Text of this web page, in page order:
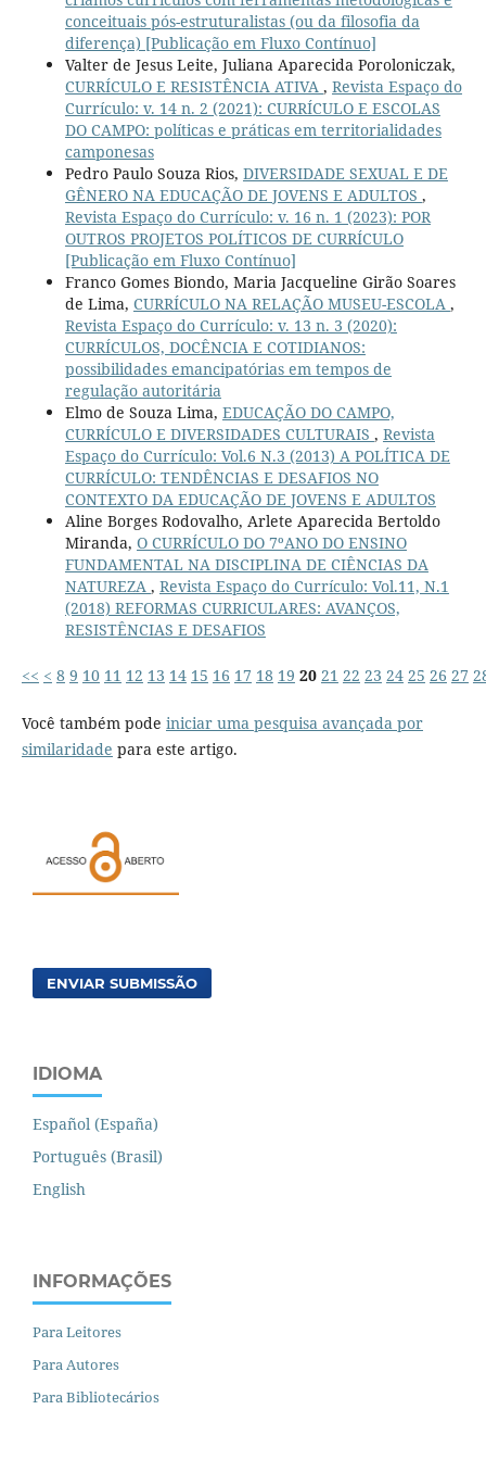
conceituais pós-estruturalistas (ou da filosofia da
diferença) [Publicação em Fluxo Contínuo]
Valter de Jesus Leite, Juliana Aparecida Poroloniczak,
CURRÍCULO E RESISTÊNCIA ATIVA , Revista Espaço do
Currículo: v. 14 n. 2 (2021): CURRÍCULO E ESCOLAS
DO CAMPO: políticas e práticas em territorialidades
camponesas
Pedro Paulo Souza Rios, DIVERSIDADE SEXUAL E DE
GÊNERO NA EDUCAÇÃO DE JOVENS E ADULTOS ,
Revista Espaço do Currículo: v. 16 n. 1 (2023): POR
OUTROS PROJETOS POLÍTICOS DE CURRÍCULO
[Publicação em Fluxo Contínuo]
Franco Gomes Biondo, Maria Jacqueline Girão Soares
de Lima, CURRÍCULO NA RELAÇÃO MUSEU-ESCOLA ,
Revista Espaço do Currículo: v. 13 n. 3 (2020):
CURRÍCULOS, DOCÊNCIA E COTIDIANOS:
possibilidades emancipatórias em tempos de
regulação autoritária
Elmo de Souza Lima, EDUCAÇÃO DO CAMPO,
CURRÍCULO E DIVERSIDADES CULTURAIS , Revista
Espaço do Currículo: Vol.6 N.3 (2013) A POLÍTICA DE
CURRÍCULO: TENDÊNCIAS E DESAFIOS NO
CONTEXTO DA EDUCAÇÃO DE JOVENS E ADULTOS
Aline Borges Rodovalho, Arlete Aparecida Bertoldo
Miranda, O CURRÍCULO DO 7ºANO DO ENSINO
FUNDAMENTAL NA DISCIPLINA DE CIÊNCIAS DA
NATUREZA , Revista Espaço do Currículo: Vol.11, N.1
(2018) REFORMAS CURRICULARES: AVANÇOS,
RESISTÊNCIAS E DESAFIOS
<< < 8 9 10 11 12 13 14 15 16 17 18 19 20 21 22 23 24 25 26 27
Você também pode iniciar uma pesquisa avançada por
similaridade para este artigo.
ENVIAR SUBMISSÃO
IDIOMA
Español (España)
Português (Brasil)
English
INFORMAÇÕES
Para Leitores
Para Autores
Para Bibliotecários